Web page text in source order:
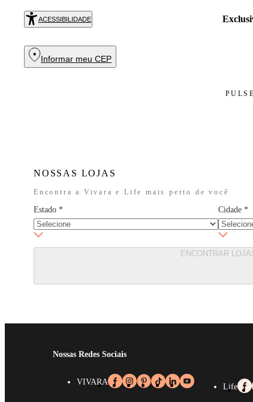
ACESSIBILIDADE
Informar meu CEP
NOSSAS LOJAS
Encontra a Vivara e Life mais perto de você
Estado * Cidade *
ENCONTRAR
Nossas Redes Sociais
VIVARA
Life